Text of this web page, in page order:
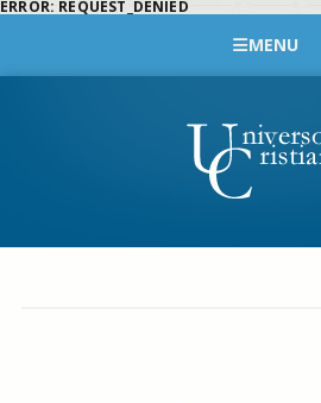
ERROR: REQUEST_DENIED
MENU